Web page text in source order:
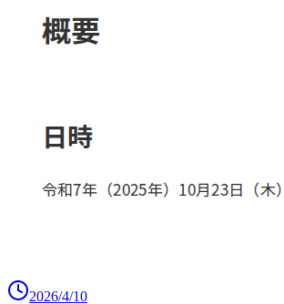
2026/4/10